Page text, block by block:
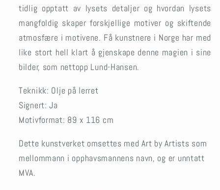
tidlig opptatt av lysets detaljer og hvordan lysets
mangfoldig skaper forskjellige motiver og skiftende
atmosfære i motivene. Få kunstnere i Norge har med
like stort hell klart å gjenskape denne magien i sine
bilder, som nettopp Lund-Hansen.
Teknikk: Olje på lerret
Signert: Ja
Motivformat: 89 x 116 cm
Dette kunstverket omsettes med Art by Artists som
mellommann i opphavsmannens navn, og er unntatt
MVA.